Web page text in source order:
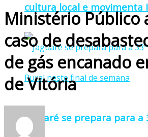
cultura local e movimenta
Jaguaré se prepara para a
Ministério Público
caso de
de gás encanado
de Vitória